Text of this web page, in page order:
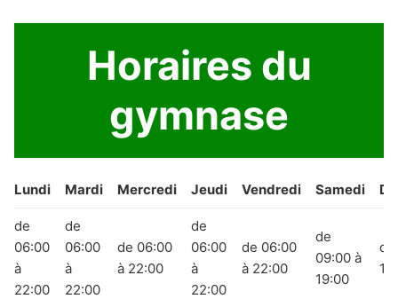
Horaires du
gymnase
Lundi Mardi Mercredi Jeudi Vendredi Samedi
de
06:00
à
22:00
de
06:00
à
22:00
de 06:00
à 22:00
de
06:00
à
22:00
de 06:00
à 22:00
de
09:00 à
19:00
de